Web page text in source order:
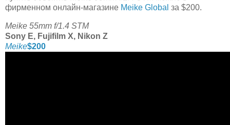
фирменном онлайн-магазине Meike Global за $200.
Meike 55mm f/1.4 STM
Sony E, Fujifilm X, Nikon Z
Meike$200